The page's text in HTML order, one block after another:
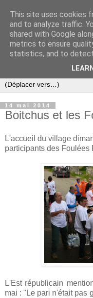
14 mai 2014
Boitchus et les
L'accueil du village
participants des Foulées
L'Est républicain
mai : "Le pari n'était pas
This site uses cookies
and to analyze traffic.
shared with Google
metrics to ensure
statistics, and to detect